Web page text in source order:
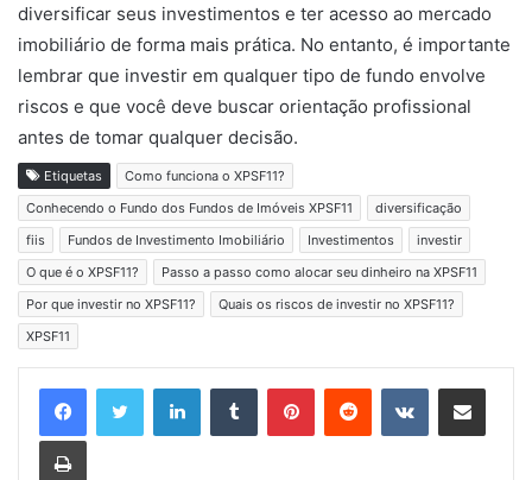
diversificar seus investimentos e ter acesso ao mercado
imobiliário de forma mais prática. No entanto, é importante
lembrar que investir em qualquer tipo de fundo envolve
riscos e que você deve buscar orientação profissional
antes de tomar qualquer decisão.
Etiquetas
Como funciona o XPSF11?
Conhecendo o Fundo dos Fundos de Imóveis XPSF11
diversificação
fiis
Fundos de Investimento Imobiliário Investimentos
investir
O que é o XPSF11?
Passo a passo como alocar seu dinheiro na XPSF11
Por que investir no XPSF11?
Quais os riscos de investir no XPSF11?
XPSF11